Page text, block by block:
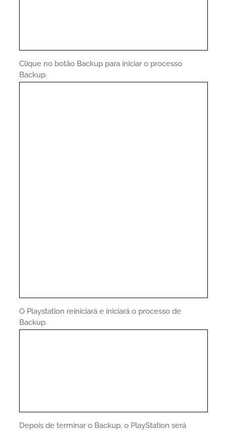
Clique no botão Backup para iniciar o processo
Backup.
O Playstation reiniciará e iniciará o processo de
Backup.
Depois de terminar o Backup, o PlayStation será